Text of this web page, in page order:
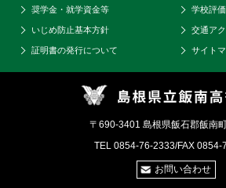
奨学金・就学資金等 学校評価
いじめ防止基本方針 交通ア
証明書の発行について サイト
〒690-3401 島根県飯石郡飯南
TEL 0854-76-2333/FAX 0854-
お問い合わせ